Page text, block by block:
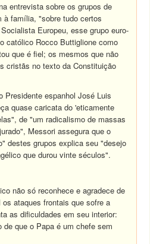
entrevista sobre os grupos de
família, "sobre tudo certos
Europeu, esse grupo euro-
católico Rocco Buttiglione como
que é fiel; os mesmos que não
cristãs no texto da Constituição
Presidente espanhol José Luis
quase caricata do 'eticamente
de "um radicalismo de massas
Messori assegura que o
destes grupos explica seu "desejo
que durou vinte séculos".
não só reconhece e agradece de
ataques frontais que sofre a
as dificuldades em seu interior:
que o Papa é um chefe sem